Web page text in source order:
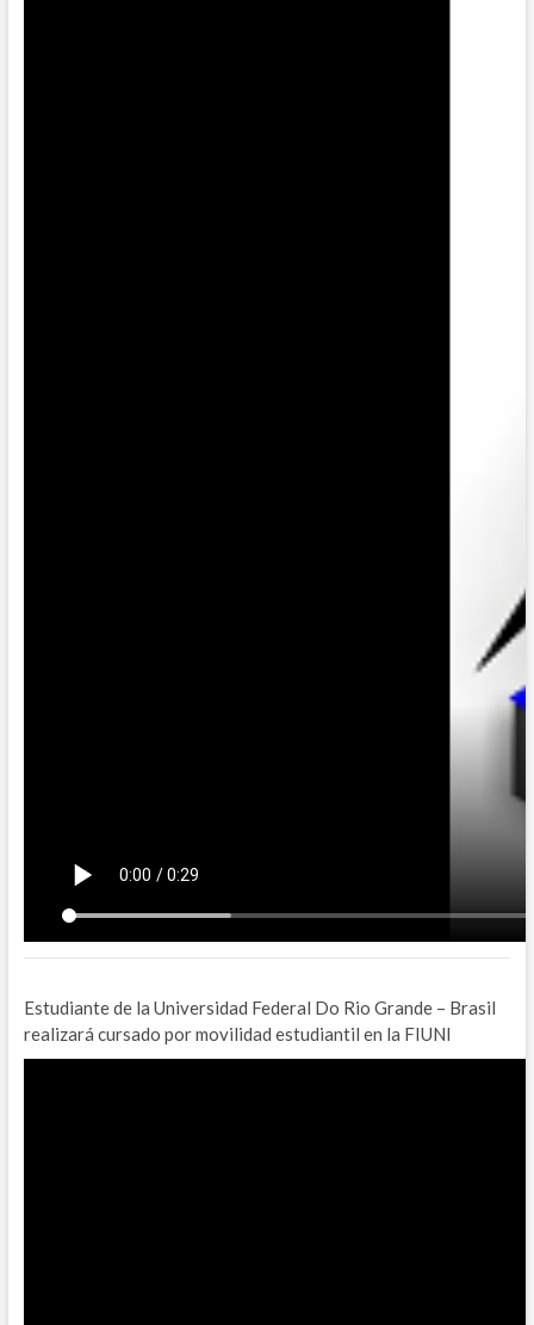
Estudiante de la Universidad Federal Do Rio Grande – Brasil
realizará cursado por movilidad estudiantil en la FIUNI